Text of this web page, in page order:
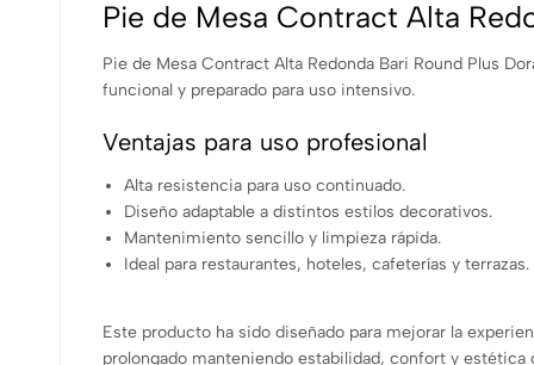
Pie de Mesa Contract Alta
Pie de Mesa Contract Alta Redonda Bari Round Plus
funcional y preparado para uso intensivo.
Ventajas para uso profesional
Alta resistencia para uso continuado.
Diseño adaptable a distintos estilos decorativos.
Mantenimiento sencillo y limpieza rápida.
Ideal para restaurantes, hoteles, cafeterías y terrazas.
Este producto ha sido diseñado para mejorar la
prolongado manteniendo estabilidad, confort y estética